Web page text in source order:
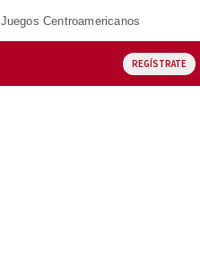
Juegos Centroamericanos
REGÍSTRATE